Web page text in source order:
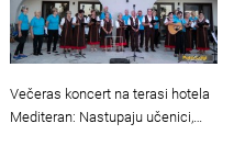
Večeras koncert na terasi hotela
Mediteran: Nastupaju učenici,…